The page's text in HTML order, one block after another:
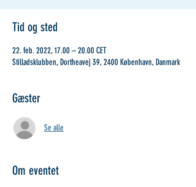
Tid og sted
22. feb. 2022, 17.00 – 20.00 CET
Stilladsklubben, Dortheavej 39, 2400 København, Danmark
Gæster
Se alle
Om eventet